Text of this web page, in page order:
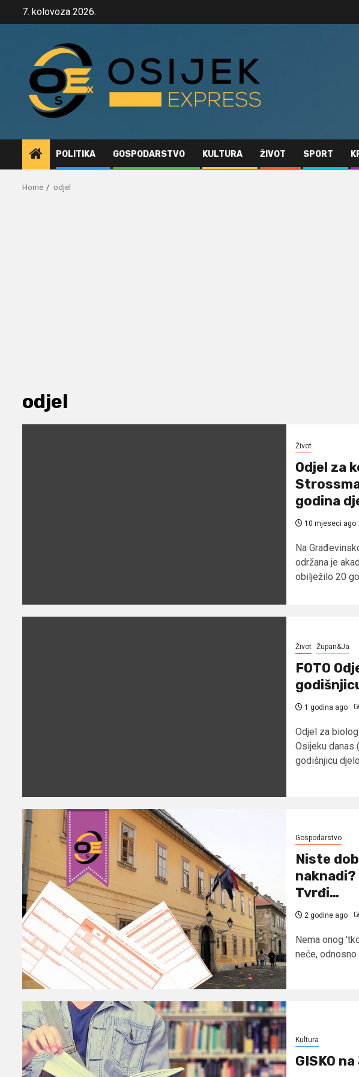
7. kolovoza 2026.
POLITIKA GOSPODARSTVO KULTURA ŽIVOT SPORT
Home odjel
odjel
Život
Odjel za
godina
10 mjeseci ago
Na
održana je
obilježilo 20
Život Župan&Ja
FOTO
1 godina ago
Odjel za
Osijeku danas
godišnjicu
Gospodarstvo
Niste
naknadi?
Tvrđi…
2 godine ago
Nema onog
neće, odnosno
Kultura
GISKO